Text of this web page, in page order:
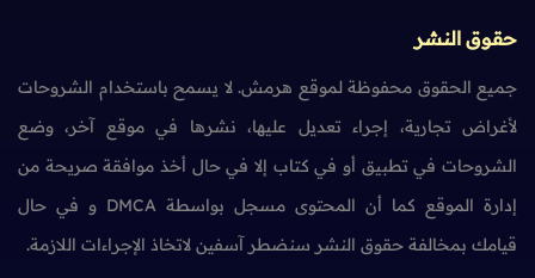
حقوق النشر
جميع الحقوق محفوظة لموقع هرمش. لا يسمح باستخدام الشروحات
لأغراض تجارية، إجراء تعديل عليها، نشرها في موقع آخر، وضع
الشروحات في تطبيق أو في كتاب إلا في حال أخذ موافقة صريحة من
إدارة الموقع كما أن المحتوى مسجل بواسطة DMCA و في حال
قيامك بمخالفة حقوق النشر سنضطر آسفين لاتخاذ الإجراءات اللازمة.